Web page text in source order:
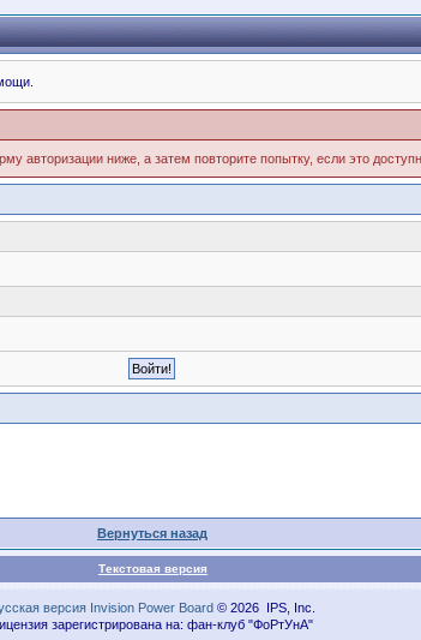
авторизации ниже, а затем повторите попытку, если это
Вернуться назад
Текстовая версия
версия Invision Power Board© 2026 IPS, Inc.
зарегистрирована на: фан-клуб "ФоРтУнА"